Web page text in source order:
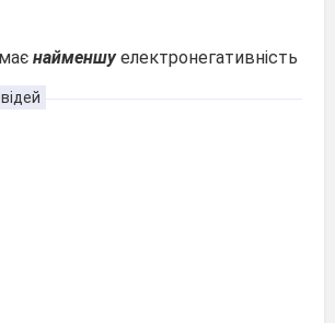
найменшуелектронегативність